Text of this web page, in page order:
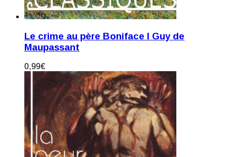
Le crime au père Boniface I Guy de
Maupassant
0,99€